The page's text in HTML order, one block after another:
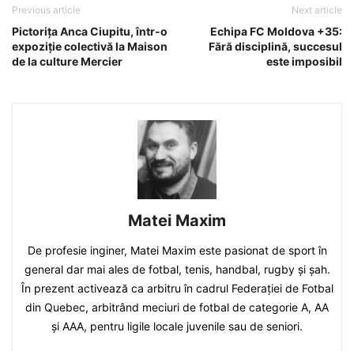
Previous article
Pictorița Anca Ciupitu, într-o
expoziție colectivă la Maison
de la culture Mercier
Next article
Echipa FC Moldova +35:
Fără disciplină, succesul
este imposibil
Matei Maxim
De profesie inginer, Matei Maxim este pasionat de sport în
general dar mai ales de fotbal, tenis, handbal, rugby și șah.
În prezent activează ca arbitru în cadrul Federației de Fotbal
din Quebec, arbitrând meciuri de fotbal de categorie A, AA
și AAA, pentru ligile locale juvenile sau de seniori.